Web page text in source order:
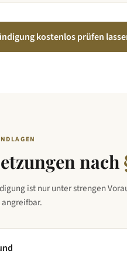
kostenlos prüfen
nach
ist nur unter strengen